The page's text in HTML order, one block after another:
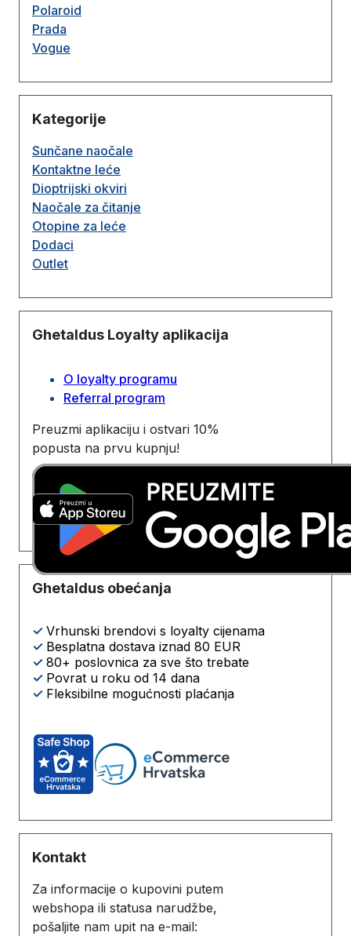
Polaroid
Prada
Vogue
Kategorije
Sunčane naočale
Kontaktne leće
Dioptrijski okviri
Naočale za čitanje
Otopine za leće
Dodaci
Outlet
Ghetaldus Loyalty aplikacija
O loyalty programu
Referral program
Preuzmi aplikaciju i ostvari 10%
popusta na prvu kupnju!
Ghetaldus obećanja
✓ Vrhunski brendovi s loyalty cijenama
✓ Besplatna dostava iznad 80 EUR
✓ 80+ poslovnica za sve što trebate
✓ Povrat u roku od 14 dana
✓ Fleksibilne mogućnosti plaćanja
Kontakt
Za informacije o kupovini putem
webshopa ili statusa narudžbe,
pošaljite nam upit na e-mail: